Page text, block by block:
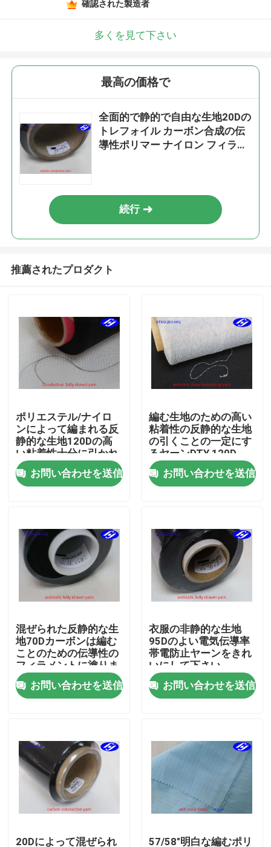
製品
ビデオ
会社案内
品質管理
ニュース
見積依頼
カーボンアラミドの生地
確認された製造者
多くを見て下さい
最高の価格で
全面的で静的で自由な生地20Dの
トレフォイル カーボン合成の伝
導性ポリマー ナイロン フィラメ
続行
推薦されたプロダクト
ポリエステル/ナイロ
ンによって編まれる反
静的な生地120Dの高
い粘着性十分に引かれ
たヤーン
お問い合わせを送信
編む生地のための高い
粘着性の反静的な生地
の引くことの一定にす
るヤーンDTY 120D
お問い合わせを送信
混ぜられた反静的な生
地70Dカーボンは編む
ことのための伝導性の
フィラメントに塗りま
した
お問い合わせを送信
衣服の非静的な生地
95Dのよい電気伝導率
帯電防止ヤーンをきれ
いにして下さい
お問い合わせを送信
20Dによって混ぜられ 57/58"明白な編むポリ